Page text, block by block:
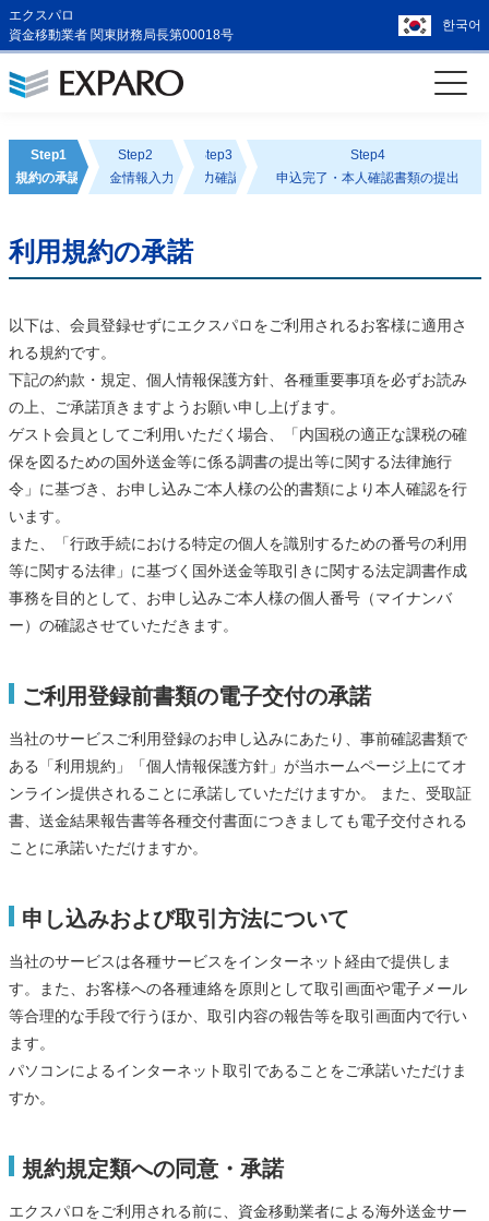
エクスパロ
資金移動業者 関東財務局長第00018号
한국어
Step1
規約の承認
Step2
送金情報入力
Step3
入力確認
Step4
申込完了・本人確認書類の提出
利用規約の承諾
以下は、会員登録せずにエクスパロをご利用されるお客様に適用さ
れる規約です。
下記の約款・規定、個人情報保護方針、各種重要事項を必ずお読み
の上、ご承諾頂きますようお願い申し上げます。
ゲスト会員としてご利用いただく場合、「内国税の適正な課税の確
保を図るための国外送金等に係る調書の提出等に関する法律施行
令」に基づき、お申し込みご本人様の公的書類により本人確認を行
います。
また、「行政手続における特定の個人を識別するための番号の利用
等に関する法律」に基づく国外送金等取引きに関する法定調書作成
事務を目的として、お申し込みご本人様の個人番号（マイナンバ
ー）の確認させていただきます。
ご利用登録前書類の電子交付の承諾
当社のサービスご利用登録のお申し込みにあたり、事前確認書類で
ある「利用規約」「個人情報保護方針」が当ホームページ上にてオ
ンライン提供されることに承諾していただけますか。 また、受取証
書、送金結果報告書等各種交付書面につきましても電子交付される
ことに承諾いただけますか。
申し込みおよび取引方法について
当社のサービスは各種サービスをインターネット経由で提供しま
す。また、お客様への各種連絡を原則として取引画面や電子メール
等合理的な手段で行うほか、取引内容の報告等を取引画面内で行い
ます。
パソコンによるインターネット取引であることをご承諾いただけま
すか。
規約規定類への同意・承諾
エクスパロをご利用される前に、資金移動業者による海外送金サー